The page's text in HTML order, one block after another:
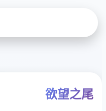
欲望之尾